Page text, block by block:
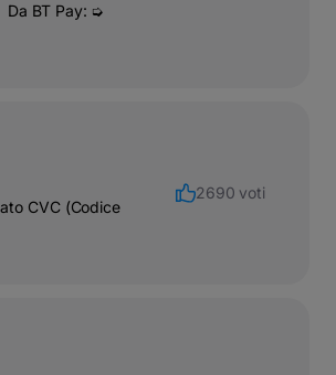
BT Pay: ➭
CVC (Codice
2690 voti